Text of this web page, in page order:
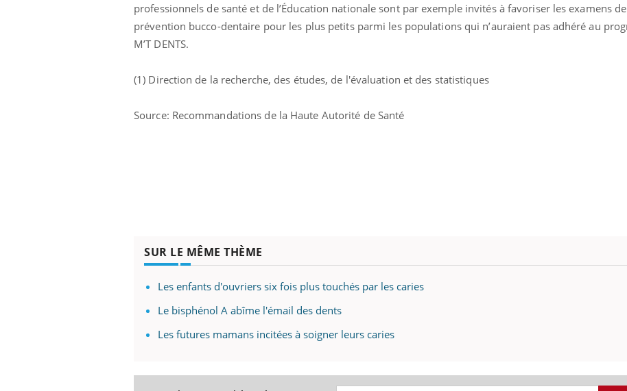
professionnels de santé et de l’Éducation nationale sont par exemple invités à favoriser les examens de
prévention bucco-dentaire pour les plus petits parmi les populations qui n’auraient pas adhéré au
M’T DENTS.
(1) Direction de la recherche, des études, de l'évaluation et des statistiques
Source: Recommandations de la Haute Autorité de Santé
SUR LE MÊME THÈME
Les enfants d'ouvriers six fois plus touchés par les caries
Le bisphénol A abîme l'émail des dents
Les futures mamans incitées à soigner leurs caries